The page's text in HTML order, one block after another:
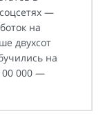
—
на
двухсот
на
000 —